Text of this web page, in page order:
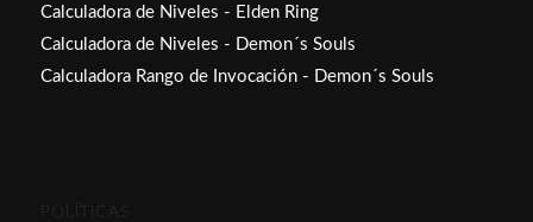
Calculadora de Niveles - Elden Ring
Calculadora de Niveles - Demon´s Souls
Calculadora Rango de Invocación - Demon´s Souls
POLÍTICAS